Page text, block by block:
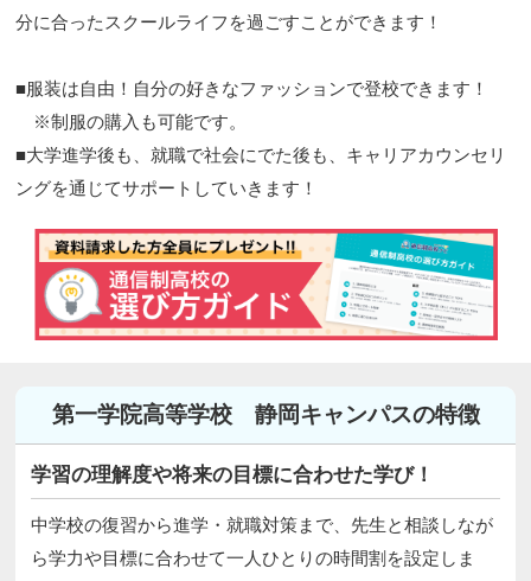
分に合ったスクールライフを過ごすことができます！
■服装は自由！自分の好きなファッションで登校できます！
※制服の購入も可能です。
■大学進学後も、就職で社会にでた後も、キャリアカウンセリ
ングを通じてサポートしていきます！
第一学院高等学校 静岡キャンパスの特徴
学習の理解度や将来の目標に合わせた学び！
中学校の復習から進学・就職対策まで、先生と相談しなが
ら学力や目標に合わせて一人ひとりの時間割を設定しま